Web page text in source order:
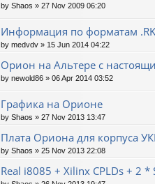
by Shaos » 27 Nov 2009 06:20
Информация по форматам
by medvdv » 15 Jun 2014 04:22
Орион на Альтере с
by newold86 » 06 Apr 2014 03:52
Графика на Орионе
by Shaos » 27 Nov 2013 13:47
Плата Ориона для корпуса
by Shaos » 25 Nov 2013 22:08
Real i8085 + Xilinx CPLDs + 2